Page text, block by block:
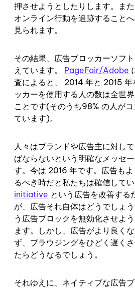
押させようとしたりします。ま
オンライン行動を追跡すること
見られます。
その結果、広告ブロッカーソフ
えています。 PageFair/Adobe
査によると、 2014 年と 2015 年
ッカーを使用する人の数は全世
ことです(そのうち98% の人が
ています)。
人々はブランドや広告主に対し
ばならないという明確なメッセ
す。今は 2016 年です。広告も
るべき時だと私たちは確信してい
initiative という広告を改善する
が、広告それ自体はどうでしょ
う広告ブロックを無効化させよ
ます。しかし、広告がより良く
ず、ブラウジングをひどく遅く
たらどうなるでしょう。
それゆえに、ネイティブな広告ブ